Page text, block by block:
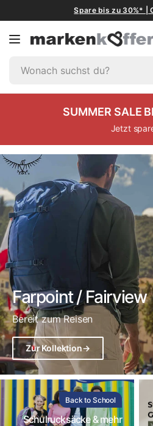
Spare bis zu 30%* |
SUMMER SALE
Jetzt
Farpoint / Fairview
Bereit zum Reisen
Zur Kollektion→
Back to School
Schulrucksäcke & mehr